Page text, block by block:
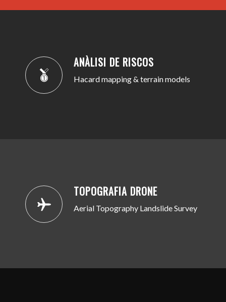
ANÀLISI DE RISCOS
Hacard mapping & terrain models
TOPOGRAFIA DRONE
Aerial Topography Landslide Survey